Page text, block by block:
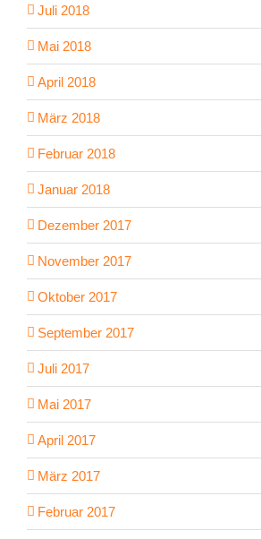
Juli 2018
Mai 2018
April 2018
März 2018
Februar 2018
Januar 2018
Dezember 2017
November 2017
Oktober 2017
September 2017
Juli 2017
Mai 2017
April 2017
März 2017
Februar 2017